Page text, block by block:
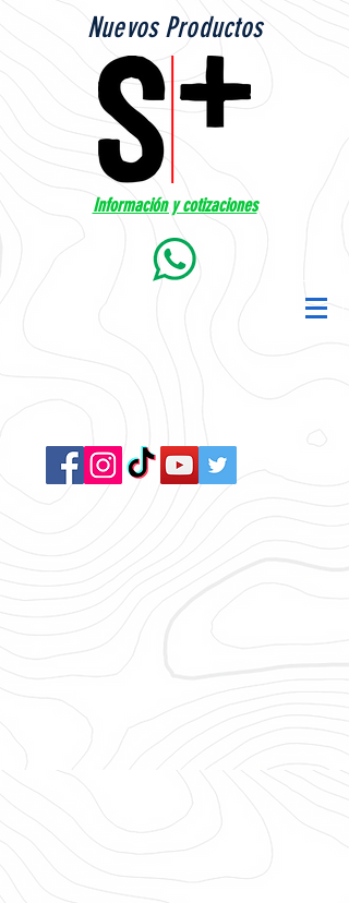
Nuevos Productos
Información y cotizaciones